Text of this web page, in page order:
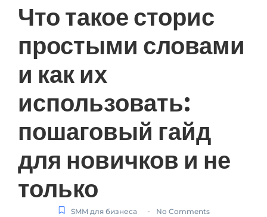
Что такое сторис
простыми словами
и как их
использовать:
пошаговый гайд
для новичков и не
только
SMM для бизнеса - No Comments